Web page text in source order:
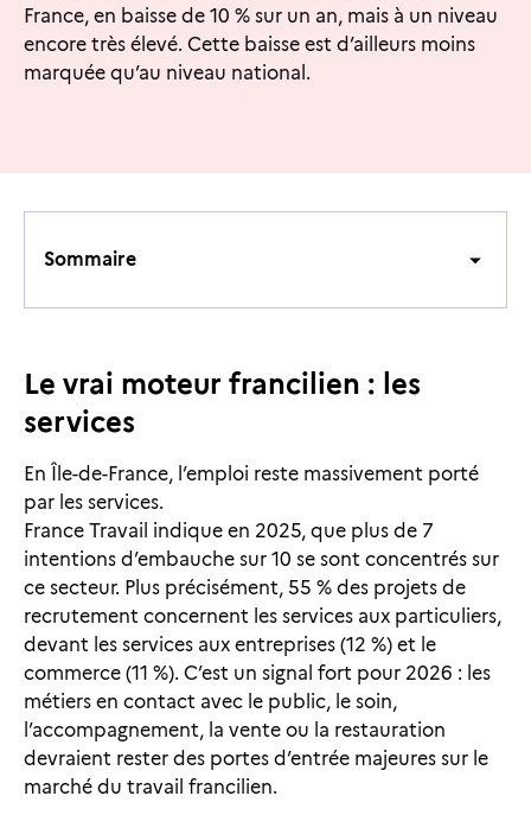
France, en baisse de 10 % sur un an, mais à un niveau
encore très élevé. Cette baisse est d’ailleurs moins
marquée qu’au niveau national.
Sommaire
Le vrai moteur francilien : les
services
En Île-de-France, l’emploi reste massivement porté
par les services.
France Travail indique en 2025, que plus de 7
intentions d’embauche sur 10 se sont concentrés sur
ce secteur. Plus précisément, 55 % des projets de
recrutement concernent les services aux particuliers,
devant les services aux entreprises (12 %) et le
commerce (11 %). C’est un signal fort pour 2026 : les
métiers en contact avec le public, le soin,
l’accompagnement, la vente ou la restauration
devraient rester des portes d’entrée majeures sur le
marché du travail francilien.